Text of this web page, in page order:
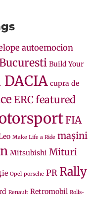
autoemocion
Build Your
DACIA cupra de
ERCfeatured
FIA
Make Life a Ride mașini
Mitsubishi Mituri
Opel porsche PR Rally
Renault Retromobil Rolls-